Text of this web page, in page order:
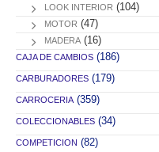
LOOK INTERIOR (104)
MOTOR (47)
MADERA (16)
CAJA DE CAMBIOS (186)
CARBURADORES (179)
CARROCERIA (359)
COLECCIONABLES (34)
COMPETICION (82)